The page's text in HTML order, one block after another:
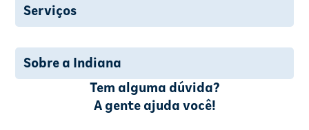
Serviços
Sobre a Indiana
Tem alguma dúvida?
A gente ajuda você!